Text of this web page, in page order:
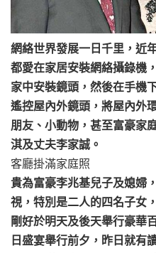
網絡世界發展一日千里，近
都愛在家居安裝網絡攝錄機
家中安裝鏡頭，然後在手機
遙控屋內外鏡頭，將屋內外
朋友、小動物，甚至富豪家
淇及丈夫李家誠。
客廳掛滿家庭照
貴為富豪李兆基兒子及媳婦
視，特別是二人的四名子女
剛好於明天及後天舉行豪華
日盛宴舉行前夕，昨日就有